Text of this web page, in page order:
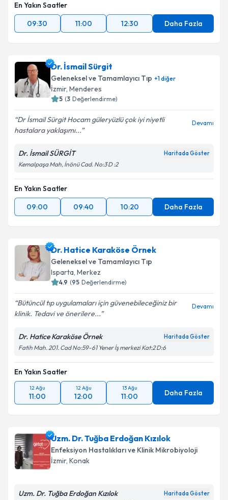
En Yakın Saatler
09:30
11:00 12:30 Daha Fazla
Dr. İsmail Sürgit
Geleneksel ve Tamamlayıcı Tıp +1diğer
İzmir, Menderes
5 (3 Değerlendirme)
Dr İsmail Sürgit Hocam güleryüzlü çok iyi niyetli
hastalara yaklaşımı...
Devamı
Dr. İsmail SÜRGİT Haritada Göster
Kemalpaşa Mah, İnönü Cad. No:3 D :2
En Yakın Saatler
09:00
09:40 10:20 Daha Fazla
Dr. Hatice Karaköse Örnek
Geleneksel ve Tamamlayıcı Tıp
Isparta, Merkez
4.9 (95 Değerlendirme)
Bütüncül tıp uygulamaları için güvenebileceğiniz bir
klinik. Tedavi ve önerilere...
Devamı
Dr. Hatice Karaköse Örnek Haritada Göster
Fatih Mah. 201. Cad No:59-61 Yener İş merkezi Kat:2 D:6
En Yakın Saatler
12 Ağu
11:00
12 Ağu
12:00
13 Ağu
11:00 Daha Fazla
Uzm. Dr. Tuğba Erdoğan Kızılok
Enfeksiyon Hastalıkları ve Klinik Mikrobiyoloji
İzmir, Konak
Uzm. Dr. Tuğba Erdoğan Kızılok Haritada Göster